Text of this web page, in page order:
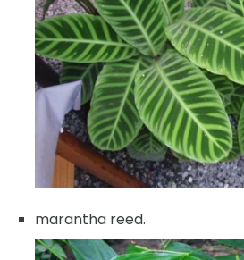
marantha reed.